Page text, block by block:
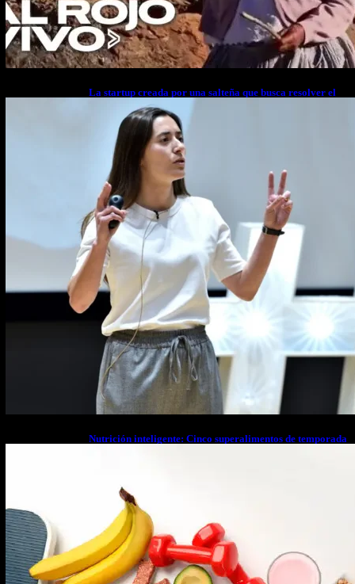
La startup creada por una salteña que busca resolver el
estrés financiero en Latinoamérica
Nutrición inteligente: Cinco superalimentos de temporada